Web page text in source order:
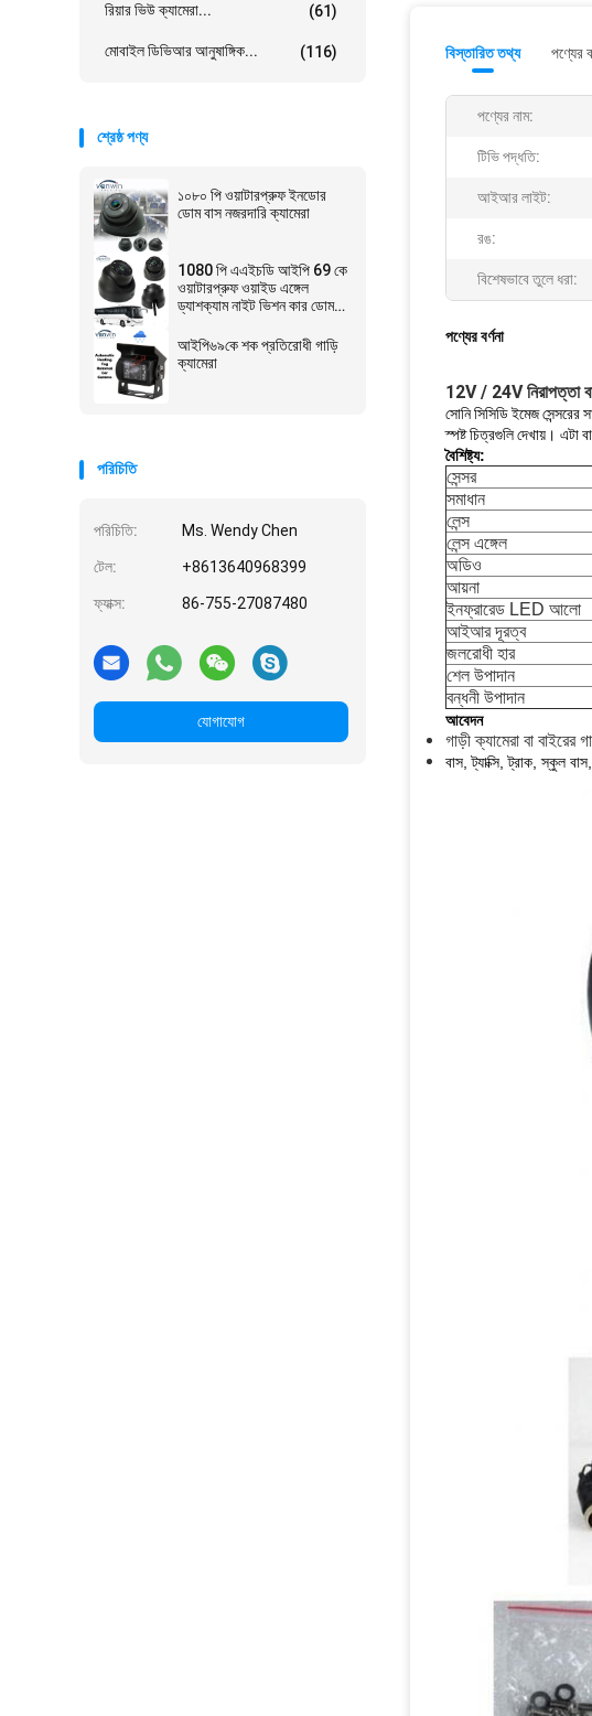
রিয়ার ভিউ ক্যামেরা... (61)
মোবাইল ডিভিআর আনুষাঙ্গিক... (116)
শ্রেষ্ঠ পণ্য
১০৮০ পি ওয়াটারপ্রুফ ইনডোর
ডোম বাস নজরদারি ক্যামেরা
1080 পি এএইচডি আইপি 69 কে
ওয়াটারপ্রুফ ওয়াইড এঙ্গেল
ড্যাশক্যাম নাইট ভিশন কার ডোম
আইপি৬৯কে শক প্রতিরোধী গাড়ি
ক্যামেরা
পরিচিতি
পরিচিতি: Ms. Wendy Chen
টেল: +8613640968399
ফ্যাক্স: 86-755-27087480
যোগাযোগ
বিস্তারিত তথ্য পণ্যের
পণ্যের নাম:
টিভি পদ্ধতি:
আইআর লাইট:
রঙ:
বিশেষভাবে তুলে ধরা:
পণ্যের বর্ণনা
12V / 24V নিরাপত্তা
সোনি সিসিডি ইমেজ
স্পষ্ট চিত্রগুলি দেখায়। এটা
বৈশিষ্ট্য:
সেন্সর
সমাধান
লেন্স
লেন্স এঙ্গেল
অডিও
আয়না
ইনফ্রারেড LED আলো
আইআর দূরত্ব
জলরোধী হার
শেল উপাদান
বন্ধনী উপাদান
আবেদন
গাড়ী ক্যামেরা বা বাইরের
বাস, ট্যাক্সি, ট্রাক, স্কুল